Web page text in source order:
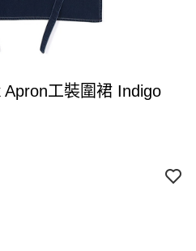
工裝圍裙 Indigo